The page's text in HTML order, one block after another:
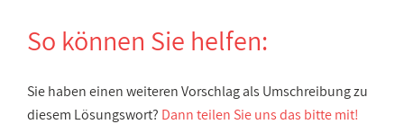
So können Sie helfen:
Sie haben einen weiteren Vorschlag als Umschreibung zu
diesem Lösungswort? Dann teilen Sie uns das bitte mit!